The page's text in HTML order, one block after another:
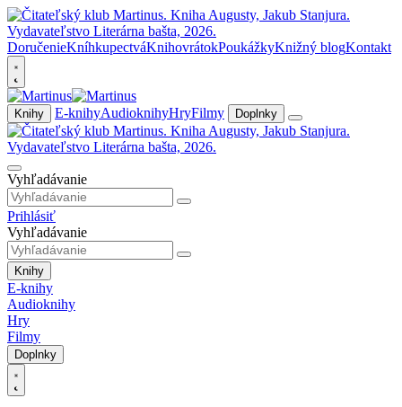
DoručenieKníhkupectváKnihovrátokPoukážkyKnižný blogKontakt
Knihy E-knihyAudioknihyHryFilmy Doplnky
Vyhľadávanie
Prihlásiť
Vyhľadávanie
Knihy
E-knihy
Audioknihy
Hry
Filmy
Doplnky